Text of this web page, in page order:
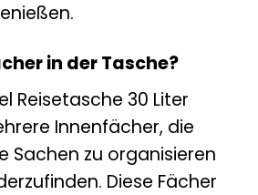
in der Tasche?
Reisetasche 30 Liter
Innenfächer, die
Sachen zu organisieren
Diese Fächer